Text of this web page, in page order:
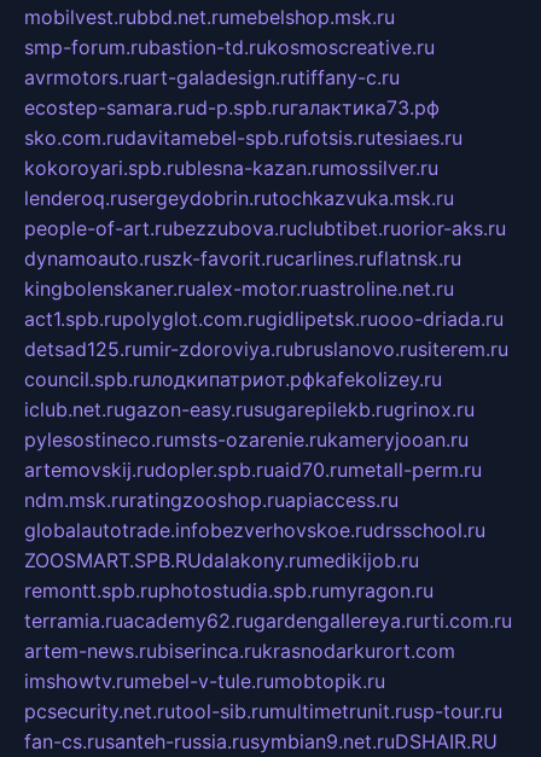
mobilvest.rubbd.net.rumebelshop.msk.ru
smp-forum.rubastion-td.rukosmoscreative.ru
avrmotors.ruart-galadesign.rutiffany-c.ru
ecostep-samara.rud-p.spb.ruгалактика73.рф
sko.com.rudavitamebel-spb.rufotsis.rutesiaes.ru
kokoroyari.spb.rublesna-kazan.rumossilver.ru
lenderoq.rusergeydobrin.rutochkazvuka.msk.ru
people-of-art.rubezzubova.ruclubtibet.ruorior-aks.ru
dynamoauto.ruszk-favorit.rucarlines.ruflatnsk.ru
kingbolenskaner.rualex-motor.ruastroline.net.ru
act1.spb.rupolyglot.com.rugidlipetsk.ruooo-driada.ru
detsad125.rumir-zdoroviya.rubruslanovo.rusiterem.ru
council.spb.ruлодкипатриот.рфkafekolizey.ru
iclub.net.rugazon-easy.rusugarepilekb.rugrinox.ru
pylesostineco.rumsts-ozarenie.rukameryjooan.ru
artemovskij.rudopler.spb.ruaid70.rumetall-perm.ru
ndm.msk.ruratingzooshop.ruapiaccess.ru
globalautotrade.infobezverhovskoe.rudrsschool.ru
ZOOSMART.SPB.RUdalakony.rumedikijob.ru
remontt.spb.ruphotostudia.spb.rumyragon.ru
terramia.ruacademy62.rugardengallereya.rurti.com.ru
artem-news.rubiserinca.rukrasnodarkurort.com
imshowtv.rumebel-v-tule.rumobtopik.ru
pcsecurity.net.rutool-sib.rumultimetrunit.rusp-tour.ru
fan-cs.rusanteh-russia.rusymbian9.net.ruDSHAIR.RU